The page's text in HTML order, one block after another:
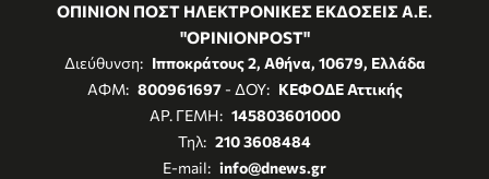
ΟΠΙΝΙΟΝ ΠΟΣΤ ΗΛΕΚΤΡΟΝΙΚΕΣ ΕΚΔΟΣΕΙΣ Α.Ε.
"OPINIONPOST"
Διεύθυνση: Ιπποκράτους 2, Αθήνα, 10679, Ελλάδα
ΑΦΜ: 800961697- ΔΟΥ: ΚΕΦΟΔΕ Αττικής
ΑΡ. ΓΕΜΗ: 145803601000
Τηλ: 210 3608484
E-mail: info@dnews.gr